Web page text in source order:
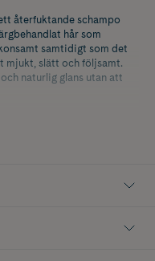
återfuktande schampo
hår som
samtidigt som det
mjukt, slätt och följsamt.
naturlig glans utan att
återfuktning och stärker